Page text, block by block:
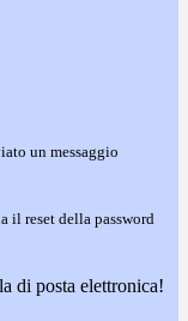
un messaggio
il reset della password
di posta elettronica!